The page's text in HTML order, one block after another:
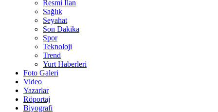
Resmi İlan
Sağlık
Seyahat
Son Dakika
Spor
Teknoloji
Trend
Yurt Haberleri
Foto Galeri
Video
Yazarlar
Röportaj
Biyografi